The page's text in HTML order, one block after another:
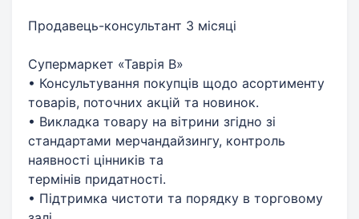
Продавець-консультант 3 місяці
Супермаркет «Таврія В»
• Консультування покупців щодо асортименту
товарів, поточних акцій та новинок.
• Викладка товару на вітрини згідно зі
стандартами мерчандайзингу, контроль
наявності цінників та
термінів придатності.
• Підтримка чистоти та порядку в торговому